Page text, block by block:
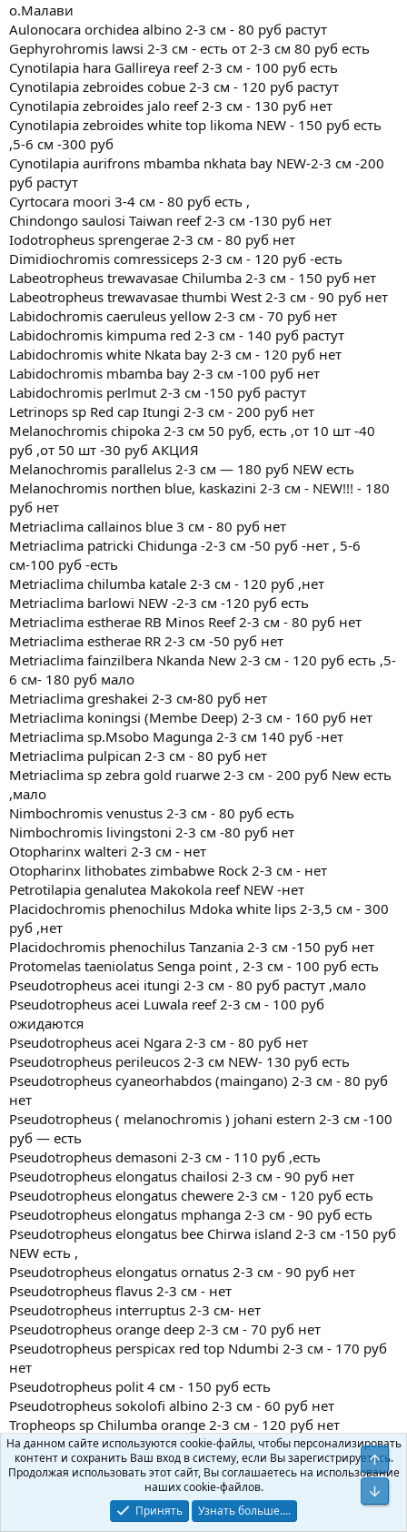
о.Малави
Aulonocara orсhidea albino 2-3 см - 80 руб растут
Gephyrohromis lawsi 2-3 см - есть от 2-3 см 80 руб есть
Cynotilapia hara Gallireya reef 2-3 см - 100 руб есть
Cynotilapia zebroides cobue 2-3 см - 120 руб растут
Cynotilapia zebroides jalo reef 2-3 см - 130 руб нет
Cynotilapia zebroides white top likoma NEW - 150 руб есть
,5-6 см -300 руб
Cynotilapia aurifrons mbamba nkhata bay NEW-2-3 см -200
руб растут
Cyrtocara moori 3-4 см - 80 руб есть ,
Chindongo saulosi Taiwan reef 2-3 см -130 руб нет
Iodotropheus sprengerae 2-3 см - 80 руб нет
Dimidiochromis comressiceps 2-3 см - 120 руб -есть
Labeotropheus trewavasae Chilumba 2-3 см - 150 руб нет
Labeotropheus trewavasae thumbi West 2-3 см - 90 руб нет
Labidochromis caeruleus yellow 2-3 см - 70 руб нет
Labidochromis kimpuma red 2-3 см - 140 руб растут
Labidoсhromis white Nkata bay 2-3 см - 120 руб нет
Labidochromis mbamba bay 2-3 см -100 руб нет
Labidochromis perlmut 2-3 см -150 руб растут
Letrinops sp Red cap Itungi 2-3 см - 200 руб нет
Melanochromis chipoka 2-3 см 50 руб, есть ,от 10 шт -40
руб ,от 50 шт -30 руб АКЦИЯ
Melanochromis parallelus 2-3 см — 180 руб NEW есть
Melanochromis northen blue, kaskazini 2-3 см - NEW!!! - 180
руб нет
Metriaclima callainos blue 3 см - 80 руб нет
Metriaclima patricki Chidunga -2-3 см -50 руб -нет , 5-6
см-100 руб -есть
Metriaclima chilumba katale 2-3 см - 120 руб ,нет
Metriaclima barlowi NEW -2-3 см -120 руб есть
Metriaclima estherae RB Minos Reef 2-3 см - 80 руб нет
Metriaclima estherae RR 2-3 см -50 руб нет
Metriaclima fainzilbera Nkanda New 2-3 см - 120 руб есть ,5-
6 см- 180 руб мало
Metriaclima greshakei 2-3 см-80 руб нет
Metriaclima koningsi (Membe Deep) 2-3 см - 160 руб нет
Metriaclima sp.Msobo Magunga 2-3 см 140 руб -нет
Metriaclima pulpican 2-3 см - 80 руб нет
Metriaclima sp zebra gold ruarwe 2-3 см - 200 руб New есть
,мало
Nimbochromis venustus 2-3 см - 80 руб есть
Nimbochromis livingstoni 2-3 см -80 руб нет
Otopharinx walteri 2-3 см - нет
Otopharinx lithobates zimbabwe Rock 2-3 см - нет
Petrotilapia genalutea Makokola reef NEW -нет
Placidochromis phenochilus Mdoka white lips 2-3,5 см - 300
руб ,нет
Placidochromis phenochilus Tanzania 2-3 см -150 руб нет
Protomelas taeniolatus Senga point , 2-3 см - 100 руб есть
Pseudotropheus acei itungi 2-3 см - 80 руб растут ,мало
Pseudotropheus acei Luwala reef 2-3 см - 100 руб
ожидаются
Pseudotropheus acei Ngara 2-3 см - 80 руб нет
Pseudotropheus perileucos 2-3 см NEW- 130 руб есть
Pseudotropheus cyaneorhabdos (maingano) 2-3 см - 80 руб
нет
Pseudotropheus ( melanochromis ) johani estern 2-3 см -100
руб — есть
Pseudotropheus demasoni 2-3 см - 110 руб ,есть
Pseudotropheus elongatus chailosi 2-3 см - 90 руб нет
Pseudotropheus elongatus chewere 2-3 см - 120 руб есть
Pseudotropheus elongatus mphanga 2-3 см - 90 руб есть
Pseudotropheus elongatus bee Chirwa island 2-3 см -150 руб
NEW есть ,
Pseudotropheus elongatus ornatus 2-3 см - 90 руб нет
Pseudotropheus flavus 2-3 см - нет
Pseudotropheus interruptus 2-3 см- нет
Pseudotropheus orange deep 2-3 см - 70 руб нет
Pseudotropheus perspicax red top Ndumbi 2-3 см - 170 руб
нет
Pseudotropheus polit 4 см - 150 руб есть
Pseudotropheus sokolofi albino 2-3 см - 60 руб нет
Tropheops sp Chilumba orange 2-3 см - 120 руб нет
Tropheops sp Higga reef NEW f2-100 руб есть
Tropheops red fin 2-3 см -120 руб есть
Sciaenochromis fryeri snow white 2-3см - 150 руб ,растут
sciaenochromis frieri обычный (синий самец ,серая самка)
- 100 руб есть мало
На данном сайте используются cookie-файлы, чтобы персонализировать
контент и сохранить Ваш вход в систему, если Вы зарегистрируетесь.
Продолжая использовать этот сайт, Вы соглашаетесь на использование
наших cookie-файлов.
Принять
Узнать больше....